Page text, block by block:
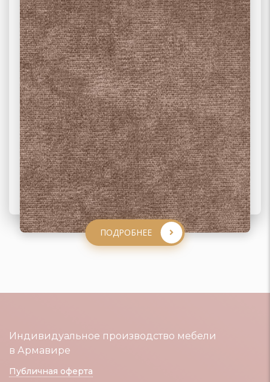
ПОДРОБНЕЕ
ПОДРОБНЕЕ
ПОДРОБНЕЕ
ПОДРОБНЕЕ
Индивидуальное производство мебели
в Армавире
Публичная оферта